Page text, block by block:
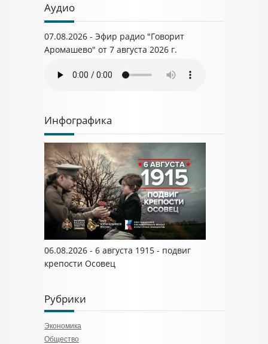
Аудио
07.08.2026 - Эфир радио "Говорит
Аромашево" от 7 августа 2026 г.
Инфографика
06.08.2026 - 6 августа 1915 - подвиг
крепости Осовец
Рубрики
Экономика
Общество